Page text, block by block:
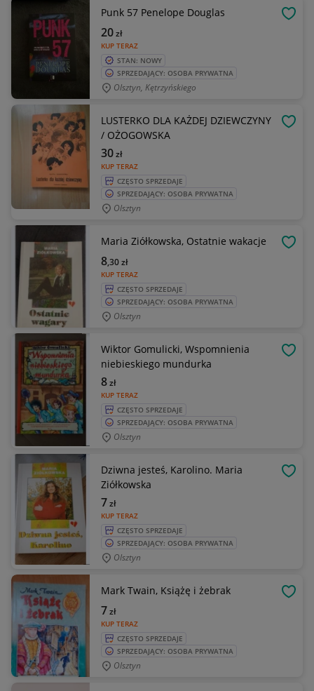
Punk 57 Penelope Douglas
KUP TERAZ
20zł
STAN: NOWY
SPRZEDAJĄCY: OSOBA PRYWATNA
Olsztyn, Kętrzyńskiego
LUSTERKO DLA KAŻDEJ DZIEWCZYNY
/ OŻOGOWSKA
KUP TERAZ
30zł
CZĘSTO SPRZEDAJE
SPRZEDAJĄCY: OSOBA PRYWATNA
Olsztyn
Maria Ziółkowska, Ostatnie wakacje
KUP TERAZ
8,30zł
CZĘSTO SPRZEDAJE
SPRZEDAJĄCY: OSOBA PRYWATNA
Olsztyn
Wiktor Gomulicki, Wspomnienia
niebieskiego mundurka
KUP TERAZ
8zł
CZĘSTO SPRZEDAJE
SPRZEDAJĄCY: OSOBA PRYWATNA
Olsztyn
Dziwna jesteś, Karolino. Maria
Ziółkowska
KUP TERAZ
7zł
CZĘSTO SPRZEDAJE
SPRZEDAJĄCY: OSOBA PRYWATNA
Olsztyn
Mark Twain, Książę i żebrak
KUP TERAZ
7zł
CZĘSTO SPRZEDAJE
SPRZEDAJĄCY: OSOBA PRYWATNA
Olsztyn